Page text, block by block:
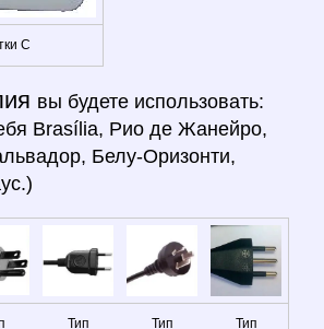
C
вы будете использовать:
Brasília, Рио де Жанейро,
Белу-Оризонти,
Тип
Тип
Тип